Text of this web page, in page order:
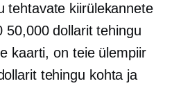
tehtavate kiirülekannete
50,000 dollarit tehingu
kaarti, on teie ülempiir
tehingu kohta ja